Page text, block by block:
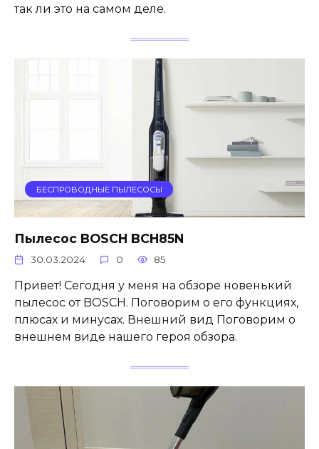
так ли это на самом деле.
БЕСПРОВОДНЫЕ ПЫЛЕСОСЫ
Пылесос BOSCH BCH85N
30.03.2024 0 85
Привет! Сегодня у меня на обзоре новенький
пылесос от BOSCH. Поговорим о его функциях,
плюсах и минусах. Внешний вид Поговорим о
внешнем виде нашего героя обзора.